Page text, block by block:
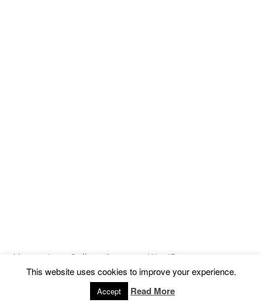
Magicooking
Сайт работает на WordPress.
Политика конфиденциальности
This website uses cookies to improve your experience.
Accept Read More